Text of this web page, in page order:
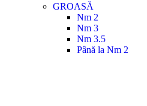
GROASĂ
Nm 2
Nm 3
Nm 3.5
Până la Nm 2